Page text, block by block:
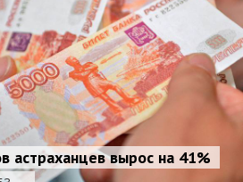
астраханцев вырос на 41%